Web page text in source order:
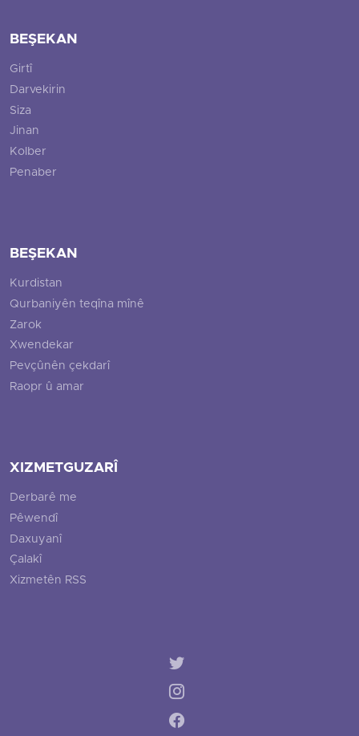
BEŞEKAN
Girtî
Darvekirin
Siza
Jinan
Kolber
Penaber
BEŞEKAN
Kurdistan
Qurbaniyên teqîna mînê
Zarok
Xwendekar
Pevçûnên çekdarî
Raopr û amar
XIZMETGUZARÎ
Derbarê me
Pêwendî
Daxuyanî
Çalakî
Xizmetên RSS